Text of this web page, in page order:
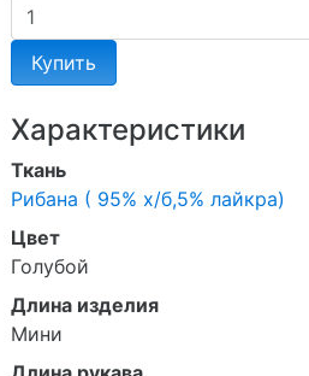
Купить
Характеристики
Ткань
Рибана ( 95% х/б,5% лайкра)
Цвет
Голубой
Длина изделия
Мини